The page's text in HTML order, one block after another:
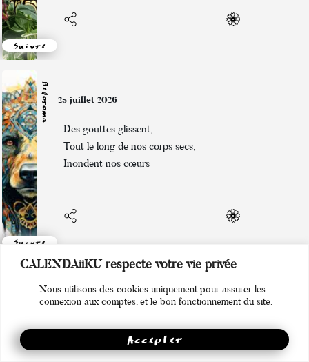
CALENDAiiKU respecte votre vie privée
Nous utilisons des cookies uniquement pour assurer les
connexion aux comptes, et le bon fonctionnement du site.
Accepter
Suivre
Beloroma
Suivre
25 juillet 2026
Des gouttes glissent,
Tout le long de nos corps secs,
Inondent nos cœurs
Naya 24 juillet 2026
Moi dedans, je suis...
Très nombreuses, avec...
Plein de passions différentes